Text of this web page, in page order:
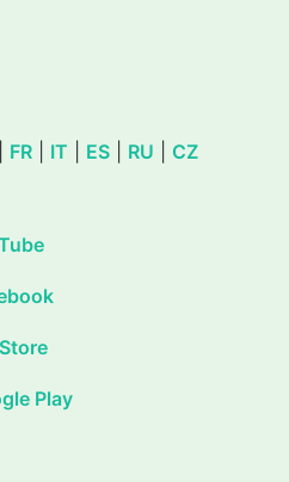
FR IT ES RU CZ
Play